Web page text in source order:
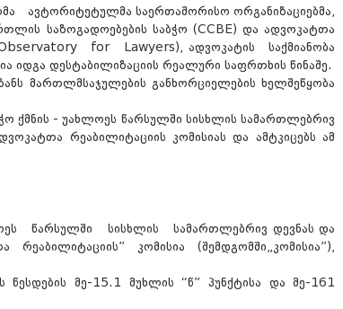
ავტორიტეტულმა საერთაშორისო ორგანიზაციებმა,
საზოგადოებების საბჭო (CCBE) და ადვოკატთა
for Lawyers), ადვოკატის საქმიანობა
იდგა დესტაბილიზაციის რეალური საფრთხის წინაშე.
მართლმსაჯულების განხორციელების ხელშეწყობა
ქმნის - უახლოეს წარსულში სისხლის სამართლებრივ
რეაბილიტაციის კომისიას და ამტკიცებს ამ
წარსულში სისხლის სამართლებრივ დევნას და
კომისია (შემდგომში„კომისია”),
წესდების მე-15.1 მუხლის “წ” პუნქტისა და მე-161